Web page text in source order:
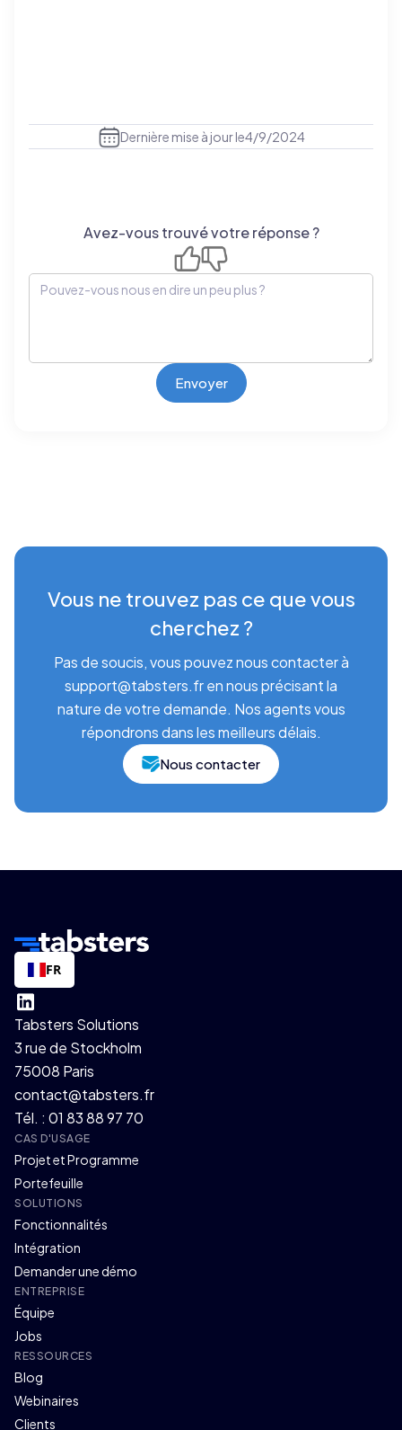
Dernière mise à jour le4/9/2024
Avez-vous trouvé votre réponse ?
Vous ne trouvez pas ce que vous
cherchez ?
Pas de soucis, vous pouvez nous contacter à
support@tabsters.fr en nous précisant la
nature de votre demande. Nos agents vous
répondrons dans les meilleurs délais.
Nous contacter
FR
Tabsters Solutions
3 rue de Stockholm
75008 Paris
contact@tabsters.fr
Tél. : 01 83 88 97 70
CAS D'USAGE
Projet et Programme
Portefeuille
SOLUTIONS
Fonctionnalités
Intégration
Demander une démo
ENTREPRISE
Équipe
Jobs
RESSOURCES
Blog
Webinaires
Clients